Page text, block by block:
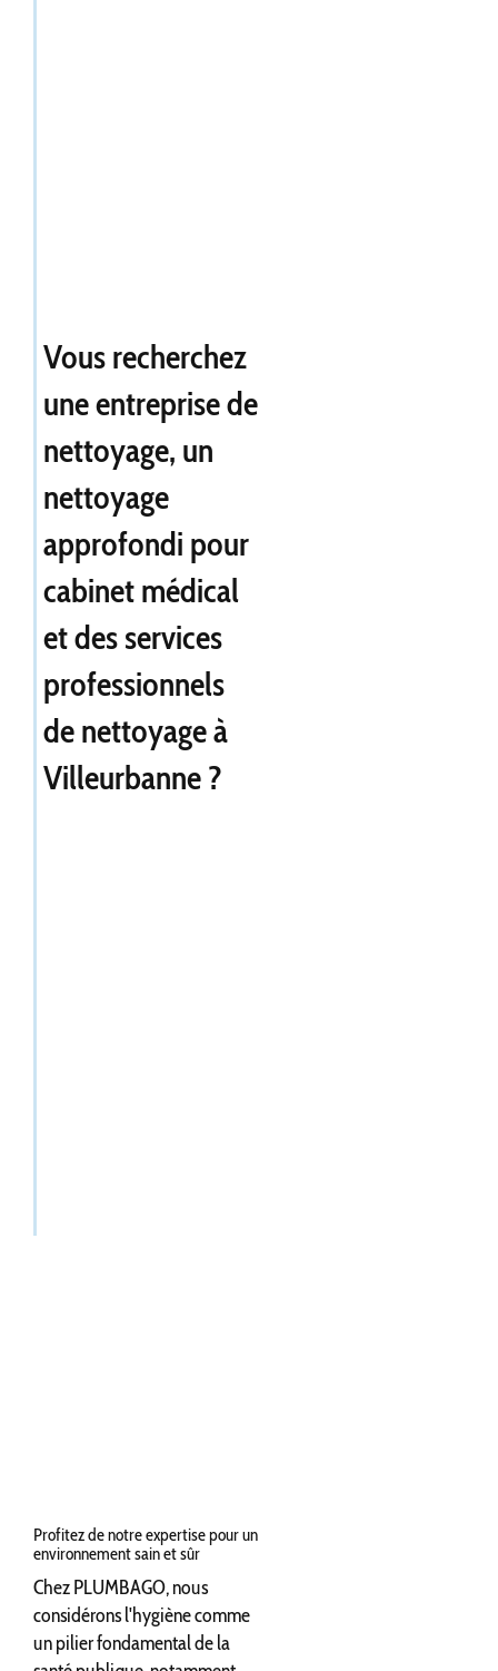
Vous recherchez
une entreprise de
nettoyage, un
nettoyage
approfondi pour
cabinet médical
et des services
professionnels
de nettoyage à
Villeurbanne ?
Profitez de notre expertise pour un
environnement sain et sûr
Chez PLUMBAGO, nous
considérons l'hygiène comme
un pilier fondamental de la